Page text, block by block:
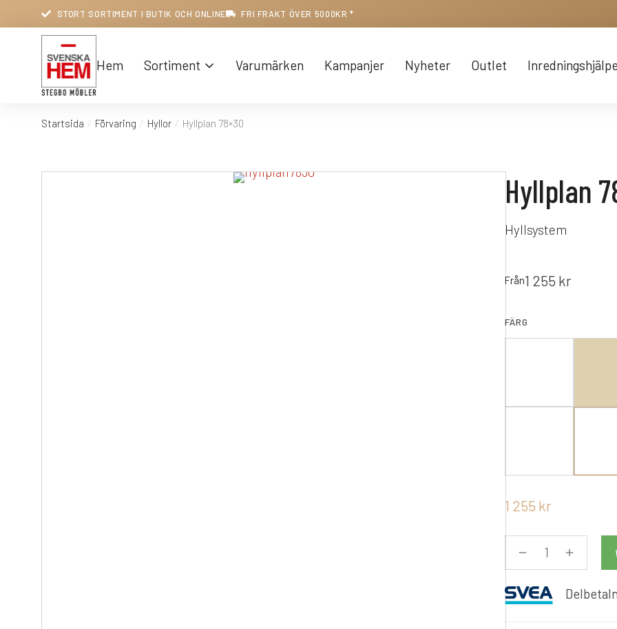
STORT SORTIMENT I BUTIK OCH ONLINE FRI FRAKT ÖVER 5000KR *
Hem Sortiment Varumärken Kampanjer Nyheter Outlet
Du är här:
Startsida Förvaring Hyllor Hyllplan 78×30
Hyllplan
Hyllsystem
Från1 255 kr
FÄRG
1 255 kr